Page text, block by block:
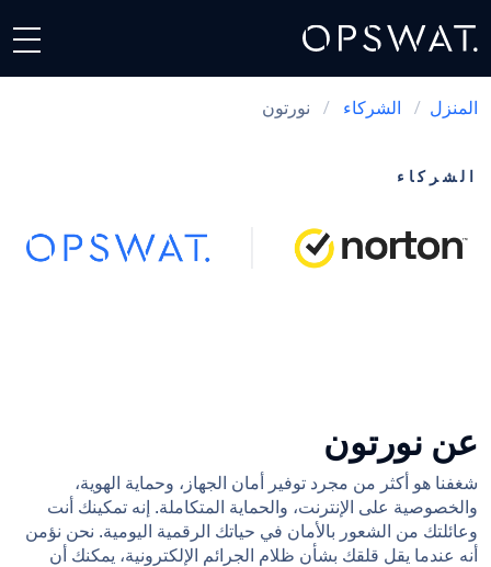
المنزل / الشركاء / نورتون
الشركاء
عن نورتون
شغفنا هو أكثر من مجرد توفير أمان الجهاز، وحماية الهوية،
والخصوصية على الإنترنت، والحماية المتكاملة. إنه تمكينك أنت
وعائلتك من الشعور بالأمان في حياتك الرقمية اليومية. نحن نؤمن
أنه عندما يقل قلقك بشأن ظلام الجرائم الإلكترونية، يمكنك أن